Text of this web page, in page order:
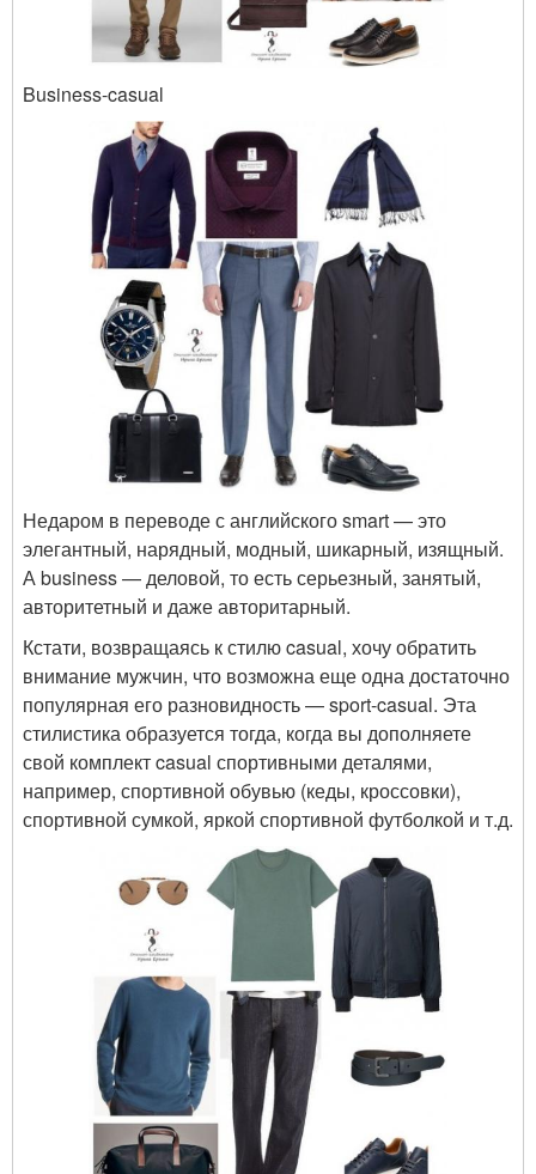
Business-casual
Недаром в переводе с английского smart — это
элегантный, нарядный, модный, шикарный, изящный.
А business — деловой, то есть серьезный, занятый,
авторитетный и даже авторитарный.
Кстати, возвращаясь к стилю casual, хочу обратить
внимание мужчин, что возможна еще одна достаточно
популярная его разновидность — sport-casual. Эта
стилистика образуется тогда, когда вы дополняете
свой комплект casual спортивными деталями,
например, спортивной обувью (кеды, кроссовки),
спортивной сумкой, яркой спортивной футболкой и т.д.